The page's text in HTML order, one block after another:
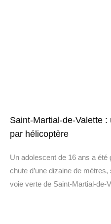
Saint-Martial-de-Valette
par hélicoptère
Un adolescent de 16 ans a
chute d’une dizaine de
voie verte de Saint-Martial-de-